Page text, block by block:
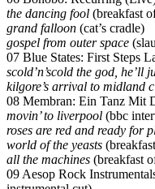
the dancing fool (breakfast
grand falloon (cat’s cradle)
gospel from outer space
07 Blue States: First Steps
scold’n’scold the god, he’ll
kilgore’s arrival to midland
08 Membran: Ein Tanz Mit
movin’ to liverpool (bbc
roses are red and ready for
world of the yeasts
all the machines (breakfast
09 Aesop Rock